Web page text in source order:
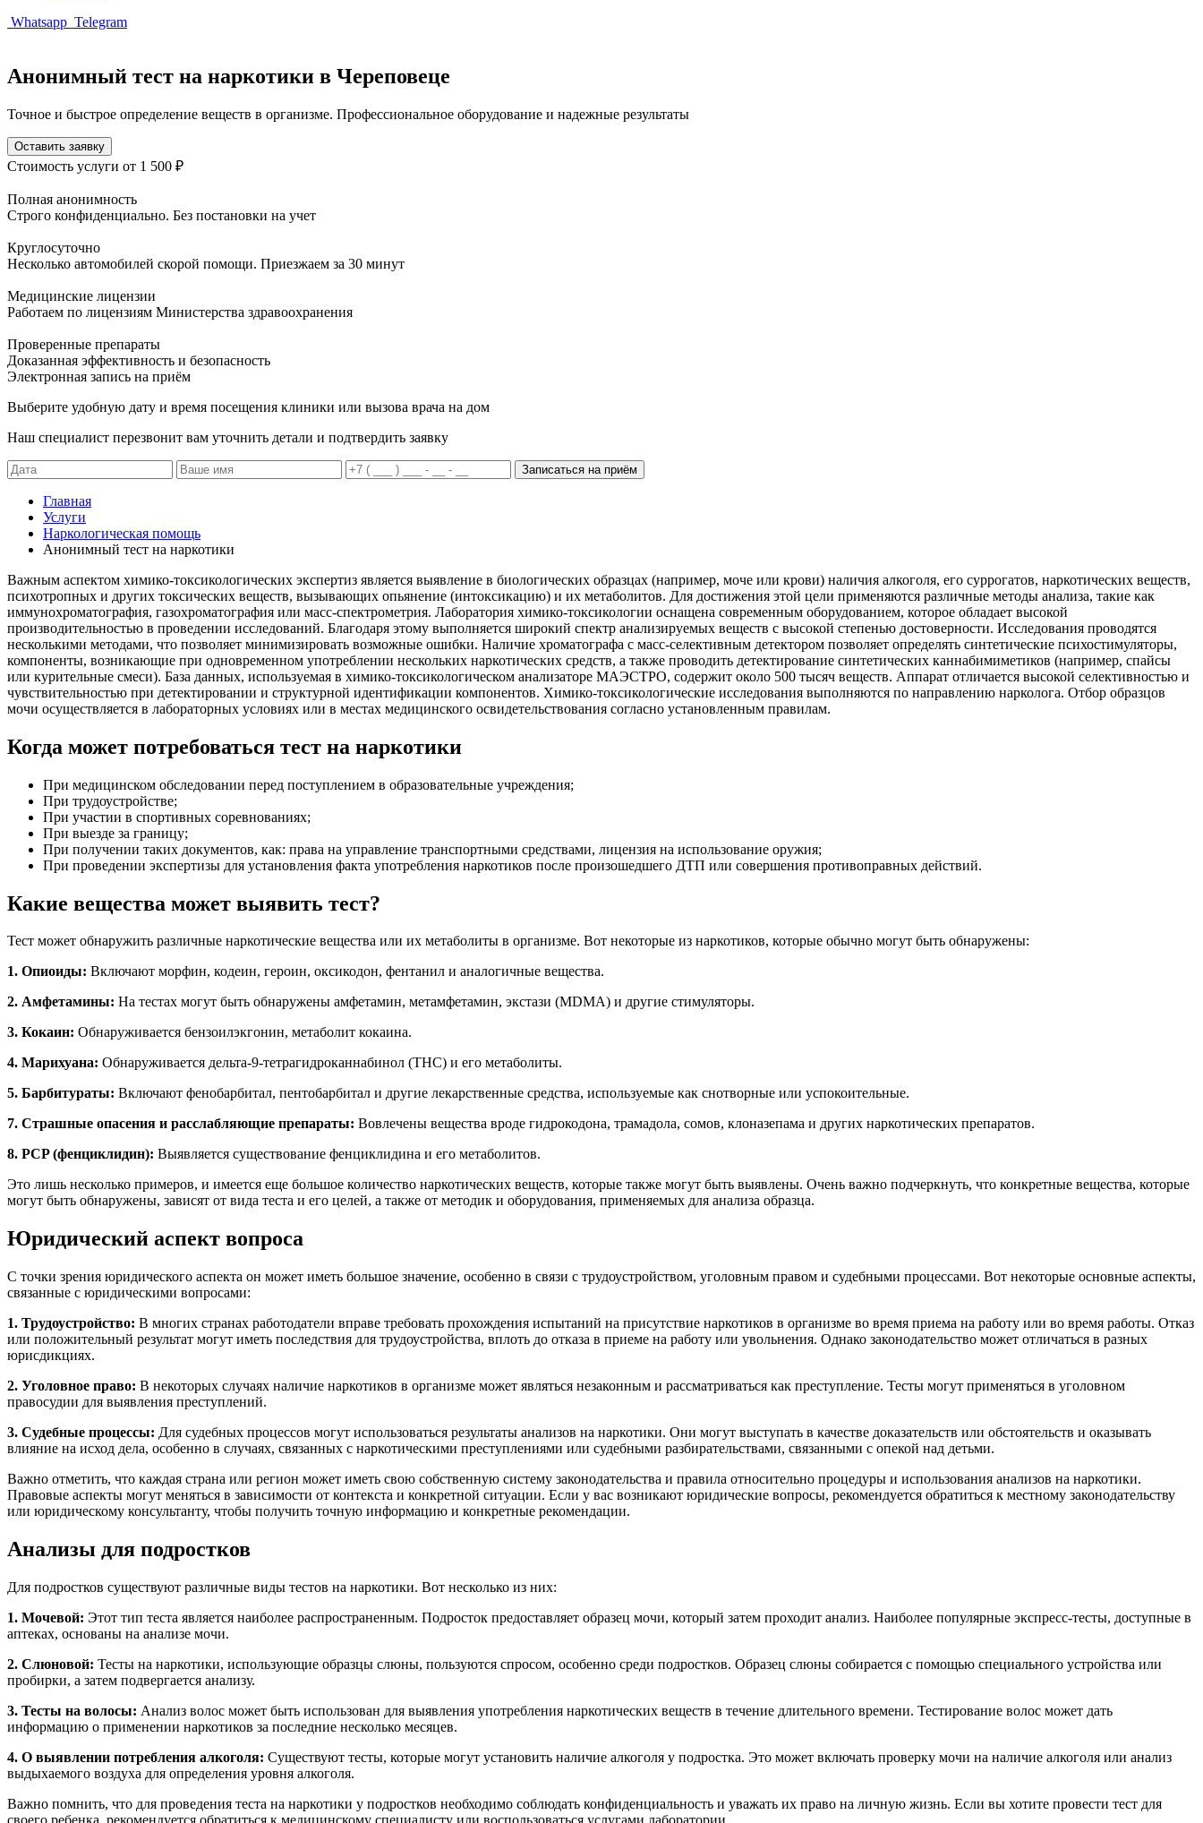
Whatsapp Telegram
Анонимный тест на наркотики в Череповеце
Точное и быстрое определение веществ в организме. Профессиональное оборудование и надежные результаты
Оставить заявку
Стоимость услуги от 1 500 ₽
Полная анонимность
Строго конфиденциально. Без постановки на учет
Круглосуточно
Несколько автомобилей скорой помощи. Приезжаем за 30 минут
Медицинские лицензии
Работаем по лицензиям Министерства здравоохранения
Проверенные препараты
Доказанная эффективность и безопасность
Электронная запись на приём
Выберите удобную дату и время посещения клиники или вызова врача на дом
Наш специалист перезвонит вам уточнить детали и подтвердить заявку
Записаться на приём
Главная
Услуги
Наркологическая помощь
Анонимный тест на наркотики
Важным аспектом химико-токсикологических экспертиз является выявление в биологических образцах (например, моче или крови) наличия алкоголя, его суррогатов, наркотических веществ,
психотропных и других токсических веществ, вызывающих опьянение (интоксикацию) и их метаболитов. Для достижения этой цели применяются различные методы анализа, такие как
иммунохроматография, газохроматография или масс-спектрометрия. Лаборатория химико-токсикологии оснащена современным оборудованием, которое обладает высокой
производительностью в проведении исследований. Благодаря этому выполняется широкий спектр анализируемых веществ с высокой степенью достоверности. Исследования проводятся
несколькими методами, что позволяет минимизировать возможные ошибки. Наличие хроматографа с масс-селективным детектором позволяет определять синтетические психостимуляторы,
компоненты, возникающие при одновременном употреблении нескольких наркотических средств, а также проводить детектирование синтетических каннабимиметиков (например, спайсы
или курительные смеси). База данных, используемая в химико-токсикологическом анализаторе МАЭСТРО, содержит около 500 тысяч веществ. Аппарат отличается высокой селективностью и
чувствительностью при детектировании и структурной идентификации компонентов. Химико-токсикологические исследования выполняются по направлению нарколога. Отбор образцов
мочи осуществляется в лабораторных условиях или в местах медицинского освидетельствования согласно установленным правилам.
Когда может потребоваться тест на наркотики
При медицинском обследовании перед поступлением в образовательные учреждения;
При трудоустройстве;
При участии в спортивных соревнованиях;
При выезде за границу;
При получении таких документов, как: права на управление транспортными средствами, лицензия на использование оружия;
При проведении экспертизы для установления факта употребления наркотиков после произошедшего ДТП или совершения противоправных действий.
Какие вещества может выявить тест?
Тест может обнаружить различные наркотические вещества или их метаболиты в организме. Вот некоторые из наркотиков, которые обычно могут быть обнаружены:
1. Опиоиды: Включают морфин, кодеин, героин, оксикодон, фентанил и аналогичные вещества.
2. Амфетамины: На тестах могут быть обнаружены амфетамин, метамфетамин, экстази (MDMA) и другие стимуляторы.
3. Кокаин: Обнаруживается бензоилэкгонин, метаболит кокаина.
4. Марихуана: Обнаруживается дельта-9-тетрагидроканнабинол (THC) и его метаболиты.
5. Барбитураты: Включают фенобарбитал, пентобарбитал и другие лекарственные средства, используемые как снотворные или успокоительные.
7. Страшные опасения и расслабляющие препараты: Вовлечены вещества вроде гидрокодона, трамадола, сомов, клоназепама и других наркотических препаратов.
8. PCP (фенциклидин): Выявляется существование фенциклидина и его метаболитов.
Это лишь несколько примеров, и имеется еще большое количество наркотических веществ, которые также могут быть выявлены. Очень важно подчеркнуть, что конкретные вещества, которые
могут быть обнаружены, зависят от вида теста и его целей, а также от методик и оборудования, применяемых для анализа образца.
Юридический аспект вопроса
С точки зрения юридического аспекта он может иметь большое значение, особенно в связи с трудоустройством, уголовным правом и судебными процессами. Вот некоторые основные аспекты,
связанные с юридическими вопросами:
1. Трудоустройство: В многих странах работодатели вправе требовать прохождения испытаний на присутствие наркотиков в организме во время приема на работу или во время работы. Отказ
или положительный результат могут иметь последствия для трудоустройства, вплоть до отказа в приеме на работу или увольнения. Однако законодательство может отличаться в разных
юрисдикциях.
2. Уголовное право: В некоторых случаях наличие наркотиков в организме может являться незаконным и рассматриваться как преступление. Тесты могут применяться в уголовном
правосудии для выявления преступлений.
3. Судебные процессы: Для судебных процессов могут использоваться результаты анализов на наркотики. Они могут выступать в качестве доказательств или обстоятельств и оказывать
влияние на исход дела, особенно в случаях, связанных с наркотическими преступлениями или судебными разбирательствами, связанными с опекой над детьми.
Важно отметить, что каждая страна или регион может иметь свою собственную систему законодательства и правила относительно процедуры и использования анализов на наркотики.
Правовые аспекты могут меняться в зависимости от контекста и конкретной ситуации. Если у вас возникают юридические вопросы, рекомендуется обратиться к местному законодательству
или юридическому консультанту, чтобы получить точную информацию и конкретные рекомендации.
Анализы для подростков
Для подростков существуют различные виды тестов на наркотики. Вот несколько из них:
1. Мочевой: Этот тип теста является наиболее распространенным. Подросток предоставляет образец мочи, который затем проходит анализ. Наиболее популярные экспресс-тесты, доступные в
аптеках, основаны на анализе мочи.
2. Слюновой: Тесты на наркотики, использующие образцы слюны, пользуются спросом, особенно среди подростков. Образец слюны собирается с помощью специального устройства или
пробирки, а затем подвергается анализу.
3. Тесты на волосы: Анализ волос может быть использован для выявления употребления наркотических веществ в течение длительного времени. Тестирование волос может дать
информацию о применении наркотиков за последние несколько месяцев.
4. О выявлении потребления алкоголя: Существуют тесты, которые могут установить наличие алкоголя у подростка. Это может включать проверку мочи на наличие алкоголя или анализ
выдыхаемого воздуха для определения уровня алкоголя.
Важно помнить, что для проведения теста на наркотики у подростков необходимо соблюдать конфиденциальность и уважать их право на личную жизнь. Если вы хотите провести тест для
своего ребенка, рекомендуется обратиться к медицинскому специалисту или воспользоваться услугами лаборатории.